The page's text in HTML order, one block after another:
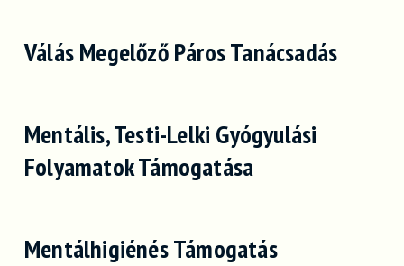
Válás Megelőző Páros Tanácsadás
Mentális, Testi-Lelki Gyógyulási
Folyamatok Támogatása
Mentálhigiénés Támogatás